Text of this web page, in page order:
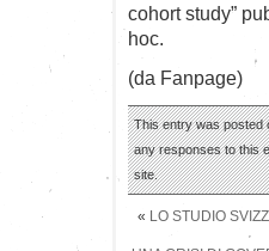
cohort study”
hoc.
(da Fanpage)
This entry was posted
any responses to this
site.
« LO STUDIO